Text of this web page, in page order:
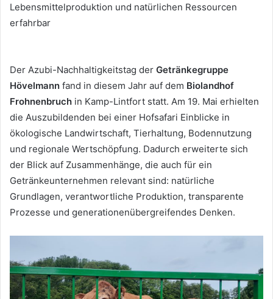
Lebensmittelproduktion und natürlichen Ressourcen
erfahrbar
Der Azubi-Nachhaltigkeitstag der Getränkegruppe
Hövelmann fand in diesem Jahr auf dem Biolandhof
Frohnenbruch in Kamp-Lintfort statt. Am 19. Mai erhielten
die Auszubildenden bei einer Hofsafari Einblicke in
ökologische Landwirtschaft, Tierhaltung, Bodennutzung
und regionale Wertschöpfung. Dadurch erweiterte sich
der Blick auf Zusammenhänge, die auch für ein
Getränkeunternehmen relevant sind: natürliche
Grundlagen, verantwortliche Produktion, transparente
Prozesse und generationenübergreifendes Denken.